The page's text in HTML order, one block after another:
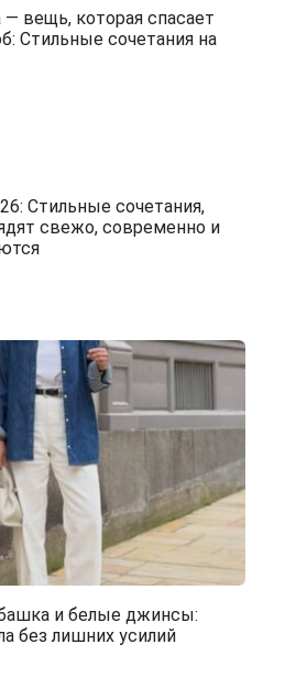
вещь, которая спасает
Стильные сочетания на
Стильные сочетания,
свежо, современно и
и белые джинсы:
без лишних усилий